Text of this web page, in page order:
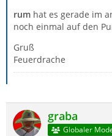
rum hat es gerade im
noch einmal auf den
Gruß
Feuerdrache
graba
Globaler